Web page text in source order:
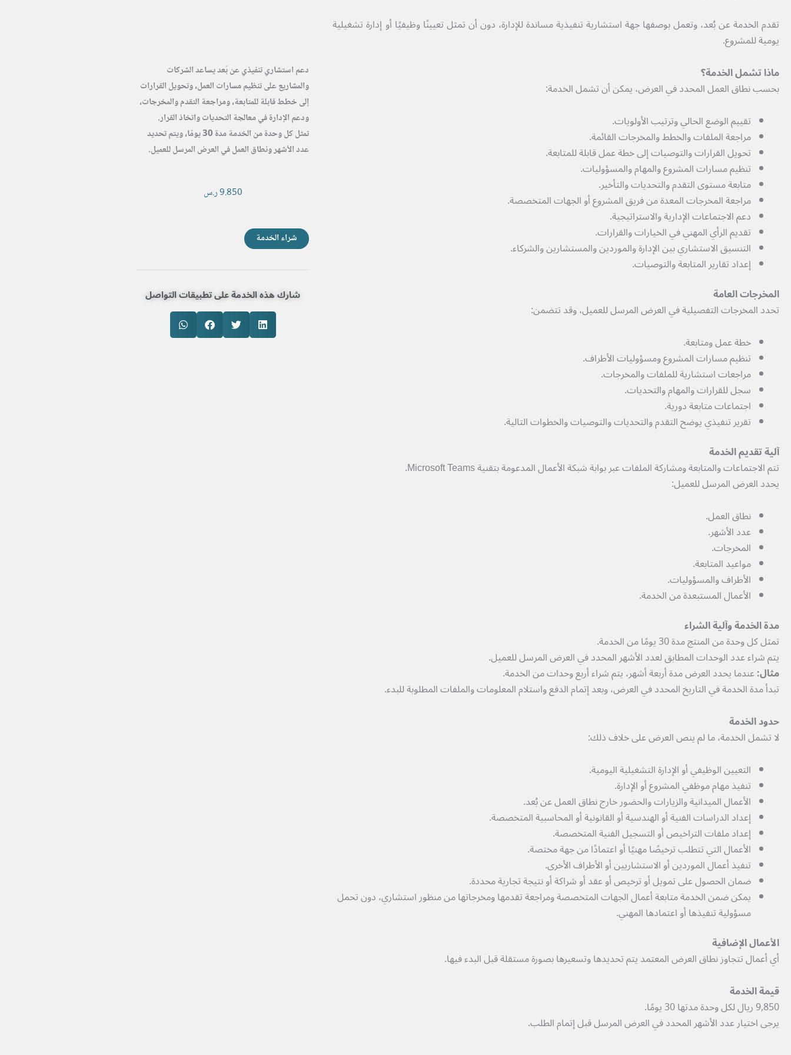
تقدم الخدمة عن بُعد، وتعمل بوصفها جهة استشارية تنفيذية مساندة للإدارة، دون أن تمثل تعيينًا وظيفيًا أو إدارة تشغيلية
يومية للمشروع.
ماذا تشمل الخدمة؟
بحسب نطاق العمل المحدد في العرض، يمكن أن تشمل الخدمة:
تقييم الوضع الحالي وترتيب الأولويات.
مراجعة الملفات والخطط والمخرجات القائمة.
تحويل القرارات والتوصيات إلى خطة عمل قابلة للمتابعة.
تنظيم مسارات المشروع والمهام والمسؤوليات.
متابعة مستوى التقدم والتحديات والتأخير.
مراجعة المخرجات المعدة من فريق المشروع أو الجهات المتخصصة.
دعم الاجتماعات الإدارية والاستراتيجية.
تقديم الرأي المهني في الخيارات والقرارات.
التنسيق الاستشاري بين الإدارة والموردين والمستشارين والشركاء.
إعداد تقارير المتابعة والتوصيات.
المخرجات العامة
تحدد المخرجات التفصيلية في العرض المرسل للعميل، وقد تتضمن:
خطة عمل ومتابعة.
تنظيم مسارات المشروع ومسؤوليات الأطراف.
مراجعات استشارية للملفات والمخرجات.
سجل للقرارات والمهام والتحديات.
اجتماعات متابعة دورية.
تقرير تنفيذي يوضح التقدم والتحديات والتوصيات والخطوات التالية.
آلية تقديم الخدمة
تتم الاجتماعات والمتابعة ومشاركة الملفات عبر بوابة شبكة الأعمال المدعومة بتقنية Microsoft Teams.
يحدد العرض المرسل للعميل:
نطاق العمل.
عدد الأشهر.
المخرجات.
مواعيد المتابعة.
الأطراف والمسؤوليات.
الأعمال المستبعدة من الخدمة.
مدة الخدمة وآلية الشراء
تمثل كل وحدة من المنتج مدة 30 يومًا من الخدمة.
يتم شراء عدد الوحدات المطابق لعدد الأشهر المحدد في العرض المرسل للعميل.
مثال:عندما يحدد العرض مدة أربعة أشهر، يتم شراء أربع وحدات من الخدمة.
تبدأ مدة الخدمة في التاريخ المحدد في العرض، وبعد إتمام الدفع واستلام المعلومات والملفات المطلوبة للبدء.
حدود الخدمة
لا تشمل الخدمة، ما لم ينص العرض على خلاف ذلك:
التعيين الوظيفي أو الإدارة التشغيلية اليومية.
تنفيذ مهام موظفي المشروع أو الإدارة.
الأعمال الميدانية والزيارات والحضور خارج نطاق العمل عن بُعد.
إعداد الدراسات الفنية أو الهندسية أو القانونية أو المحاسبية المتخصصة.
إعداد ملفات التراخيص أو التسجيل الفنية المتخصصة.
الأعمال التي تتطلب ترخيصًا مهنيًا أو اعتمادًا من جهة مختصة.
تنفيذ أعمال الموردين أو الاستشاريين أو الأطراف الأخرى.
ضمان الحصول على تمويل أو ترخيص أو عقد أو شراكة أو نتيجة تجارية محددة.
يمكن ضمن الخدمة متابعة أعمال الجهات المتخصصة ومراجعة تقدمها ومخرجاتها من منظور استشاري، دون تحمل
مسؤولية تنفيذها أو اعتمادها المهني.
الأعمال الإضافية
أي أعمال تتجاوز نطاق العرض المعتمد يتم تحديدها وتسعيرها بصورة مستقلة قبل البدء فيها.
قيمة الخدمة
9,850 ريال لكل وحدة مدتها 30 يومًا.
يرجى اختيار عدد الأشهر المحدد في العرض المرسل قبل إتمام الطلب.
دعم استشاري تنفيذي عن بُعد يساعد الشركات
والمشاريع على تنظيم مسارات العمل، وتحويل القرارات
إلى خطط قابلة للمتابعة، ومراجعة التقدم والمخرجات،
ودعم الإدارة في معالجة التحديات واتخاذ القرار.
تمثل كل وحدة من الخدمة مدة 30 يومًا، ويتم تحديد
عدد الأشهر ونطاق العمل في العرض المرسل للعميل.
9.850ر.س
شراء الخدمة
شارك هذه الخدمة على تطبيقات التواصل